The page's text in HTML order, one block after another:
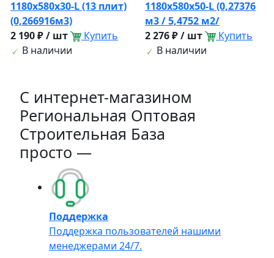
1180х580х30-L (13 плит)
(0,266916м3)
2 190 ₽ / шт
Купить
В наличии
1180х580х50-L (0,27376
м3 / 5,4752 м2/
2 276 ₽ / шт
Купить
В наличии
C интернет-магазином
Региональная Оптовая
Строительная База
просто —
Поддержка
Поддержка пользователей нашими
менеджерами 24/7.